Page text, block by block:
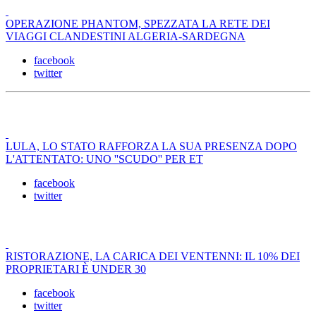
OPERAZIONE PHANTOM, SPEZZATA LA RETE DEI
VIAGGI CLANDESTINI ALGERIA-SARDEGNA
facebook
twitter
LULA, LO STATO RAFFORZA LA SUA PRESENZA DOPO
L'ATTENTATO: UNO ''SCUDO'' PER ET
facebook
twitter
RISTORAZIONE, LA CARICA DEI VENTENNI: IL 10% DEI
PROPRIETARI È UNDER 30
facebook
twitter